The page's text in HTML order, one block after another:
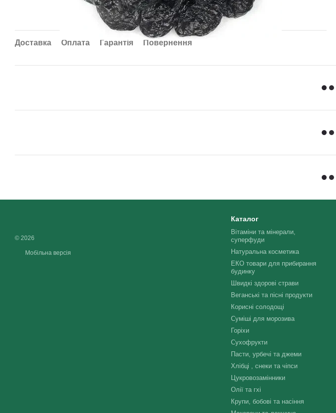
Доставка Оплата Гарантія Повернення
© 2026
Мобільна версія
Каталог
Вітаміни та мінерали,
суперфуди
Натуральна косметика
ЕКО товари для прибирання
будинку
Швидкі здорові страви
Веганські та пісні продукти
Корисні солодощі
Суміші для морозива
Горіхи
Сухофрукти
Пасти, урбечі та джеми
Хлібці , снеки та чіпси
Цукровозамінники
Олії та гхі
Крупи, бобові та насіння